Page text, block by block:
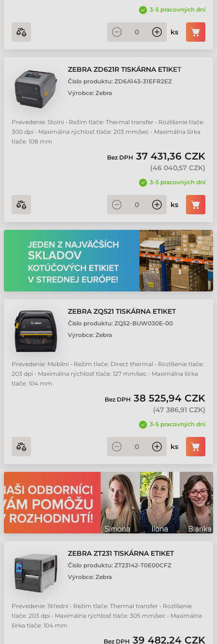
3-5 pracovných dní
ks
ZEBRA ZD621R TISKÁRNA ETIKET
Číslo produktu: ZD6A143-31EFR2EZ
Výrobce: Zebra
Prevedenie: Stolní • Režim tlače: Thermal transfer • Rozlíšenie tlače:
300 dpi • Maximálna rýchlosť tlače: 203 mm/sec • Maximálna šírka
tlače: 108 mm
Bez DPH 37 431,36 CZK
(46 040,57 CZK)
3-5 pracovných dní
ks
ZEBRA ZQ521 TISKÁRNA ETIKET
Číslo produktu: ZQ52-BUW030E-00
Výrobce: Zebra
Prevedenie: Mobilní • Režim tlače: Direct thermal • Rozlíšenie tlače:
203 dpi • Maximálna rýchlosť tlače: 127 mm/sec • Maximálna šírka
tlače: 104 mm
Bez DPH 38 525,94 CZK
(47 386,91 CZK)
3-5 pracovných dní
ks
ZEBRA ZT231 TISKÁRNA ETIKET
Číslo produktu: ZT23142-T0E00CFZ
Výrobce: Zebra
Prevedenie: Střední • Režim tlače: Thermal transfer • Rozlíšenie
tlače: 203 dpi • Maximálna rýchlosť tlače: 305 mm/sec • Maximálna
šírka tlače: 104 mm
Bez DPH 39 482,24 CZK